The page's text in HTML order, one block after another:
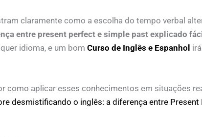
claramente como a escolha do tempo verbal
entre present perfect e simple past explicado
idioma, e um bom Curso de Inglês e Espanhol
como aplicar esses conhecimentos em situações
desmistificando o inglês: a diferença entre Present